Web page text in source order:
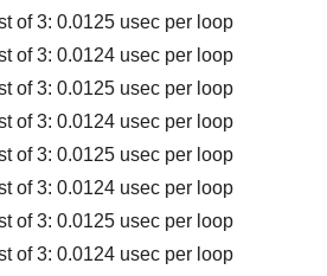
of 3: 0.0125 usec per loop
of 3: 0.0124 usec per loop
of 3: 0.0125 usec per loop
of 3: 0.0124 usec per loop
of 3: 0.0125 usec per loop
of 3: 0.0124 usec per loop
of 3: 0.0125 usec per loop
of 3: 0.0124 usec per loop